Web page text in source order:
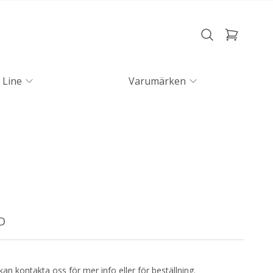
Line Varumärken
kontakta oss för mer info eller för beställning.